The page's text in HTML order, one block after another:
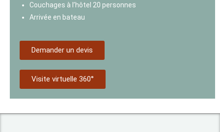
Couchages à l’hôtel 20 personnes
Arrivée en bateau
Demander un devis
Visite virtuelle 360°